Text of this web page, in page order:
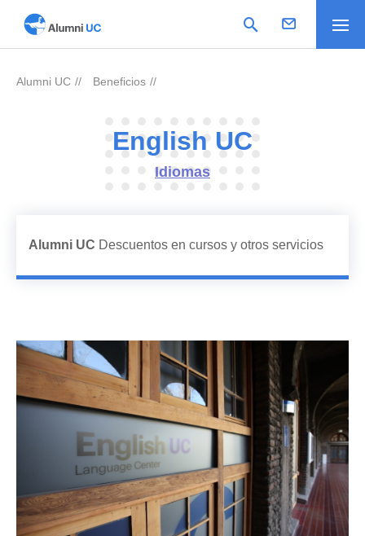
Alumni UC Beneficios
English UC
Idiomas
Alumni UC Descuentos en cursos y otros servicios